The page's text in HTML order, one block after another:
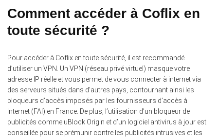
Comment accéder à Coflix en
toute sécurité ?
Pour accéder à Coflix en toute sécurité, il est recommandé
d’utiliser un VPN. Un VPN (réseau privé virtuel) masque votre
adresse IP réelle et vous permet de vous connecter à internet via
des serveurs situés dans d’autres pays, contournant ainsi les
bloqueurs d’accès imposés par les fournisseurs d’accès à
Internet (FAI) en France. De plus, l’utilisation d’un bloqueur de
publicités comme uBlock Origin et d’un logiciel antivirus à jour est
conseillée pour se prémunir contre les publicités intrusives et les